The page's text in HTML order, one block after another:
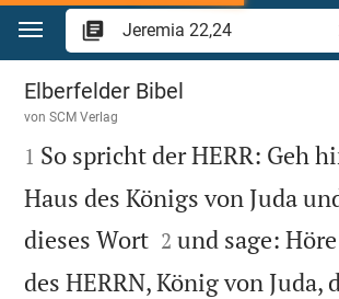
Zum Inhalt springen
Jeremia 22
Elberfelder Bibel
vonSCM Verlag

1 So spricht der HERR: Geh
Haus des Königs von Juda
dieses Wort
2 und sage:
des HERRN, König von Juda,